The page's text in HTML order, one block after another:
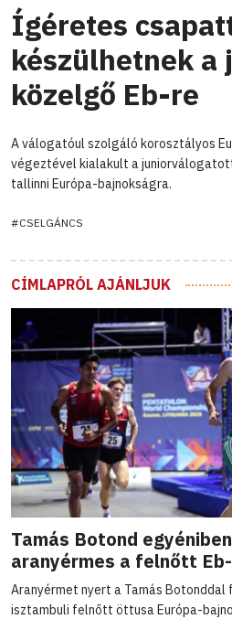
Ígéretes
készülhetnek a
közelgő Eb-re
A válogatóul szolgáló korosztályos
végeztével kialakult a
tallinni Európa-bajnokságra.
#CSELGÁNCS
CÍMLAPRÓL AJÁNLJUK
Tamás Botond
aranyérmes a felnőtt
Aranyérmet nyert a Tamás
isztambuli felnőtt öttusa Európa-